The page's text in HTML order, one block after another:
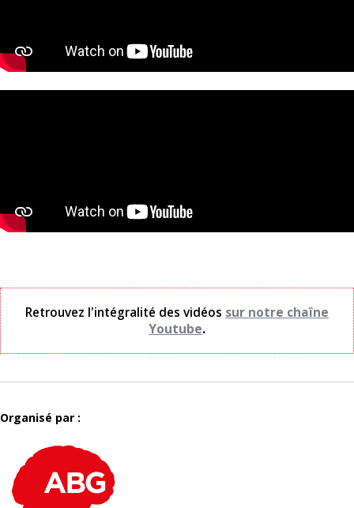
Retrouvez l'intégralité des vidéos sur notre chaîne
Youtube.
Organisé par :